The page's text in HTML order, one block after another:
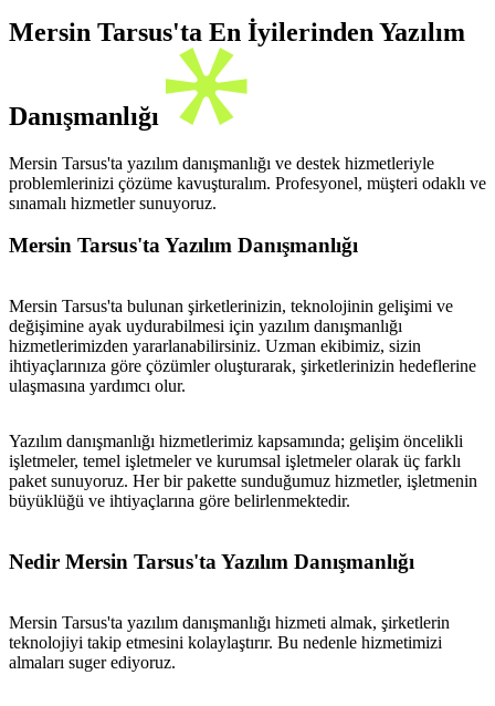
Mersin Tarsus'ta En İyilerinden Yazılım
Danışmanlığı
Mersin Tarsus'ta yazılım danışmanlığı ve destek hizmetleriyle
problemlerinizi çözüme kavuşturalım. Profesyonel, müşteri odaklı ve
sınamalı hizmetler sunuyoruz.
Mersin Tarsus'ta Yazılım Danışmanlığı
Mersin Tarsus'ta bulunan şirketlerinizin, teknolojinin gelişimi ve
değişimine ayak uydurabilmesi için yazılım danışmanlığı
hizmetlerimizden yararlanabilirsiniz. Uzman ekibimiz, sizin
ihtiyaçlarınıza göre çözümler oluşturarak, şirketlerinizin hedeflerine
ulaşmasına yardımcı olur.
Yazılım danışmanlığı hizmetlerimiz kapsamında; gelişim öncelikli
işletmeler, temel işletmeler ve kurumsal işletmeler olarak üç farklı
paket sunuyoruz. Her bir pakette sunduğumuz hizmetler, işletmenin
büyüklüğü ve ihtiyaçlarına göre belirlenmektedir.
Nedir Mersin Tarsus'ta Yazılım Danışmanlığı
Mersin Tarsus'ta yazılım danışmanlığı hizmeti almak, şirketlerin
teknolojiyi takip etmesini kolaylaştırır. Bu nedenle hizmetimizi
almaları suger ediyoruz.